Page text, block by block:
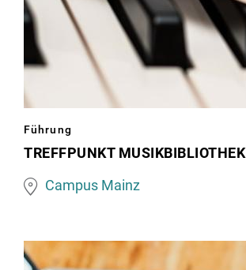
Notenblatt
auf
Führung
TREFFPUNKT MUSIKBIBLIOTHEK
Campus Mainz